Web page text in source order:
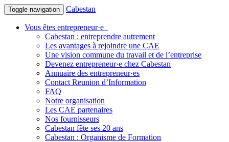
Toggle navigation Cabestan
Vous êtes entrepreneur·e
Cabestan : entreprendre autrement
Les avantages à rejoindre une CAE
Une vision commune du travail et de l’entreprise
Devenez entrepreneur·e chez Cabestan
Annuaire des entrepreneur·es
Contact Reunion d’Information
FAQ
Notre organisation
Les CAE partenaires
Nos fournisseurs
Cabestan fête ses 20 ans
Cabestan : Organisme de Formation